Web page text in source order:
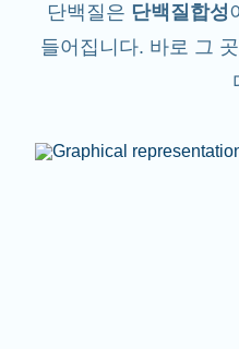
단백질은 단백질합성
들어집니다. 바로 그